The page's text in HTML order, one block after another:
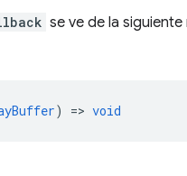
se ve de la siguiente
) => void